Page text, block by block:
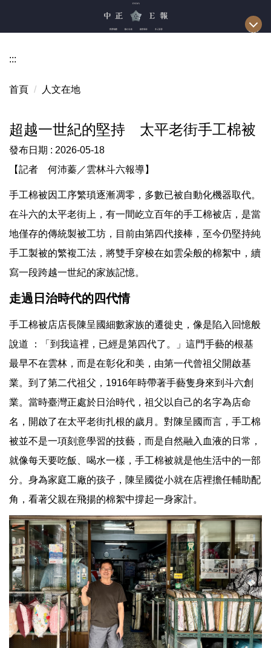
區
:::
首頁 人文在地
超越一世紀的堅持 太平老街手工棉被
發布日期 : 2026-05-18
【記者 何沛蓁／雲林斗六報導】
手工棉被因工序繁瑣逐漸凋零，多數已被自動化機器取代。
在斗六的太平老街上，有一間屹立百年的手工棉被店，是當
地僅存的傳統製被工坊，目前由第四代接棒，至今仍堅持純
手工製被的繁複工法，將雙手穿梭在如雲朵般的棉絮中，續
寫一段跨越一世紀的家族記憶。
走過日治時代的四代情
手工棉被店店長陳呈國細數家族的遷徙史，像是陷入回憶般
說道 ：「到我這裡，已經是第四代了。」這門手藝的根基
最早不在雲林，而是在彰化和美，由第一代曾祖父開啟基
業。到了第二代祖父，1916年時帶著手藝隻身來到斗六創
業。當時臺灣正處於日治時代，祖父以自己的名字為店命
名，開啟了在太平老街扎根的歲月。對陳呈國而言，手工棉
被並不是一項刻意學習的技藝，而是自然融入血液的日常，
就像每天要吃飯、喝水一樣，手工棉被就是他生活中的一部
分。身為家庭工廠的孩子，陳呈國從小就在店裡擔任輔助配
角，看著父親在飛揚的棉絮中撐起一身家計。